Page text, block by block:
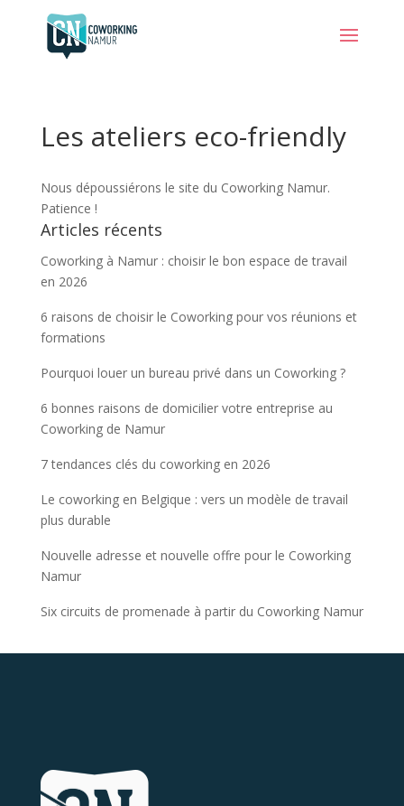
Les ateliers eco-friendly
Nous dépoussiérons le site du Coworking Namur.
Patience !
Articles récents
Coworking à Namur : choisir le bon espace de travail
en 2026
6 raisons de choisir le Coworking pour vos réunions et
formations
Pourquoi louer un bureau privé dans un Coworking ?
6 bonnes raisons de domicilier votre entreprise au
Coworking de Namur
7 tendances clés du coworking en 2026
Le coworking en Belgique : vers un modèle de travail
plus durable
Nouvelle adresse et nouvelle offre pour le Coworking
Namur
Six circuits de promenade à partir du Coworking Namur